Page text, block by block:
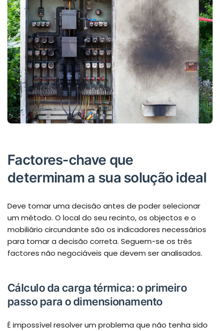
Factores-chave que
determinam a sua solução ideal
Deve tomar uma decisão antes de poder selecionar
um método. O local do seu recinto, os objectos e o
mobiliário circundante são os indicadores necessários
para tomar a decisão correta. Seguem-se os três
factores não negociáveis que devem ser analisados.
Cálculo da carga térmica: o primeiro
passo para o dimensionamento
É impossível resolver um problema que não tenha sido